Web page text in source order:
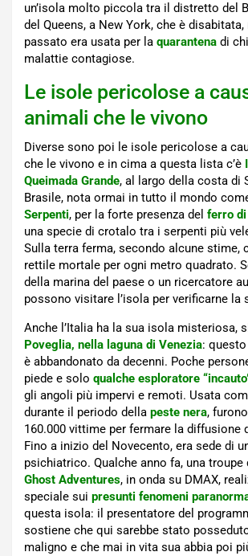
un’isola molto piccola tra il distretto del
del Queens, a New York, che è
passato era usata per la quarantena di
malattie contagiose.
Le isole pericolose a
animali che le vivono
Diverse sono poi le isole pericolose a
che le vivono e in cima a questa lista c’è
Queimada Grande, al largo della costa di
Brasile, nota ormai in tutto il mondo
Serpenti, per la forte presenza del ferro
una specie di crotalo tra i serpenti più
Sulla terra ferma, secondo alcune stime,
rettile mortale per ogni metro quadrato.
della marina del paese o un ricercatore
possono visitare l’isola per verificarne la
Anche l’Italia ha la sua isola misteriosa,
Poveglia, nella laguna di Venezia:
è abbandonato da decenni. Poche
piede e solo qualche esploratore
gli angoli più impervi e remoti. Usata
durante il periodo della peste nera,
160.000 vittime per fermare la diffusione
Fino a inizio del Novecento, era sede di
psichiatrico. Qualche anno fa, una troupe
Ghost Adventures, in onda su DMAX,
speciale sui presunti fenomeni
questa isola: il presentatore del
sostiene che qui sarebbe stato
maligno e che mai in vita sua abbia poi